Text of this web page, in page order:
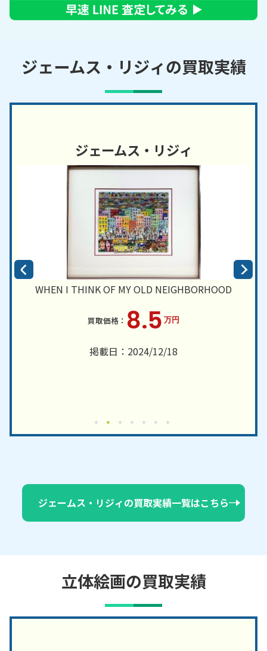
ジェームス・リジィの買取実績
ジェームス・リジィ
WHEN I THINK OF MY OLD NEIGHBORHOOD
8.5 万円
掲載日：2024/12/18
ジェームス・リジィの買取実績一覧はこちら
立体絵画の買取実績